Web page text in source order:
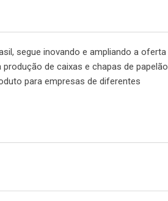
segue inovando e ampliando a oferta
de caixas e chapas de papelão
para empresas de diferentes